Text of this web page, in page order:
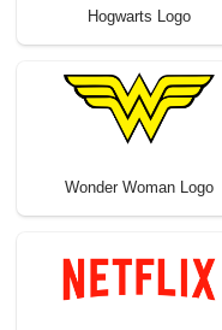
Hogwarts Logo
Wonder Woman Logo